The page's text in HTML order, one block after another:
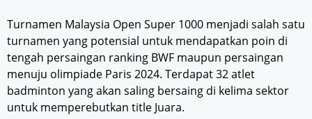
Turnamen Malaysia Open Super 1000 menjadi salah satu
turnamen yang potensial untuk mendapatkan poin di
tengah persaingan ranking BWF maupun persaingan
menuju olimpiade Paris 2024. Terdapat 32 atlet
badminton yang akan saling bersaing di kelima sektor
untuk memperebutkan title Juara.